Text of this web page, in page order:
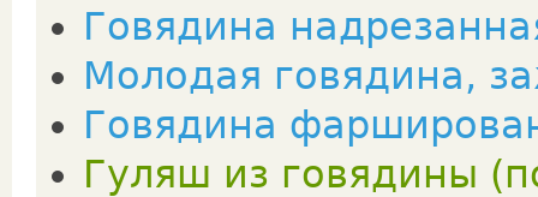
Говядина
Молодая говядина,
Говядина
Гуляш из говядины